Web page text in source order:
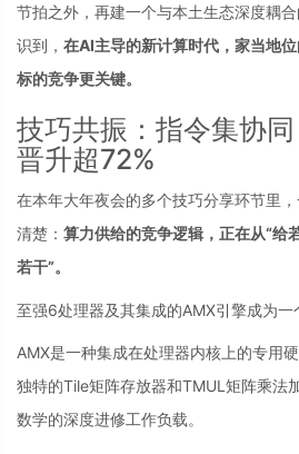
节拍之外，再建一个与本土生态深度耦
识到， 在AI主导的新计算时代，家当地
标的竞争更关键。
技巧共振：指令集协
晋升超72%
在本年大年夜会的多个技巧分享环节里
清楚： 算力供给的竞争逻辑，正在从“给
若干”。
至强6处理器及其集成的AMX引擎成为一
AMX是一种集成在处理器内核上的专用
独特的Tile矩阵存放器和TMUL矩阵乘法
数学的深度进修工作负载。